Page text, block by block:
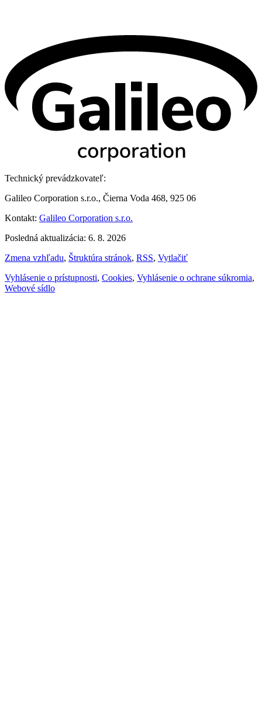
Technický prevádzkovateľ:
Galileo Corporation s.r.o., Čierna Voda 468, 925 06
Kontakt: Galileo Corporation s.r.o.
Posledná aktualizácia: 6. 8. 2026
Zmena vzhľadu, Štruktúra stránok, RSS, Vytlačiť
Vyhlásenie o prístupnosti, Cookies, Vyhlásenie o ochrane súkromia,
Webové sídlo